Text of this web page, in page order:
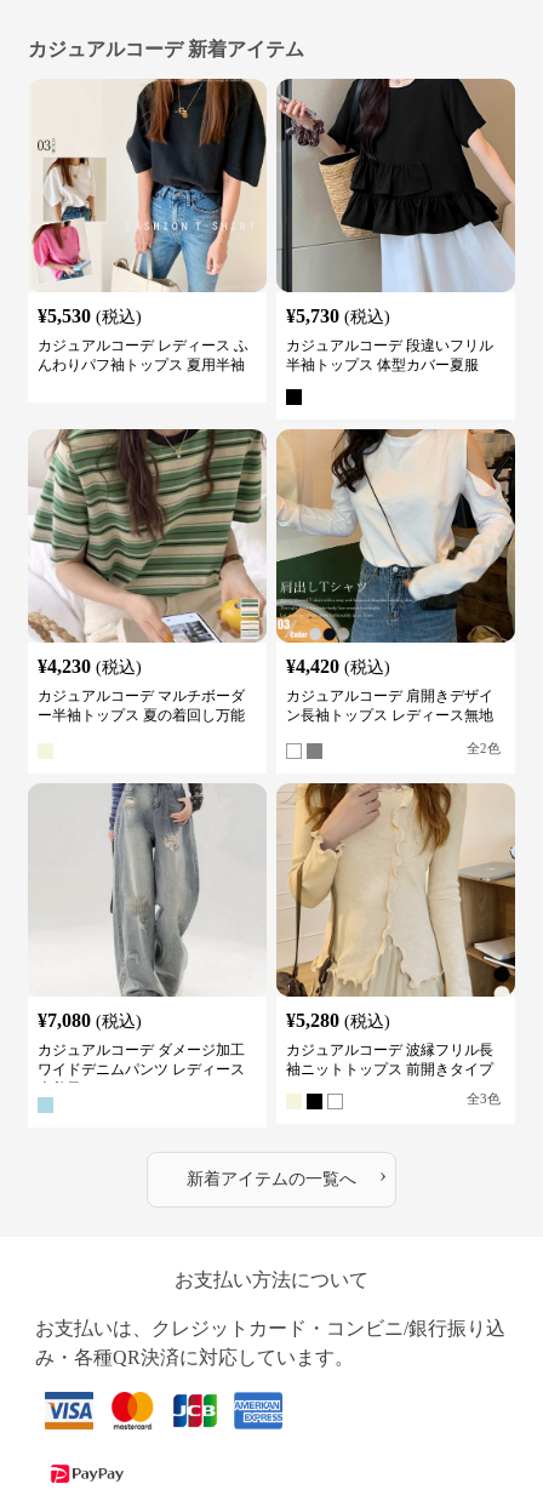
カジュアルコーデ 新着アイテム
¥5,530 (税込)
カジュアルコーデ レディース ふ
んわりパフ袖トップス 夏用半袖
¥5,730 (税込)
カジュアルコーデ 段違いフリル
半袖トップス 体型カバー夏服
¥4,230 (税込)
カジュアルコーデ マルチボーダ
ー半袖トップス 夏の着回し万能
¥4,420 (税込)
カジュアルコーデ 肩開きデザイ
ン長袖トップス レディース無地
全2色
¥7,080 (税込)
カジュアルコーデ ダメージ加工
ワイドデニムパンツ レディース
¥5,280 (税込)
カジュアルコーデ 波縁フリル長
袖ニットトップス 前開きタイプ
全3色
新着アイテムの一覧へ ›
お支払い方法について
お支払いは、クレジットカード・コンビニ/銀行振り込
み・各種QR決済に対応しています。